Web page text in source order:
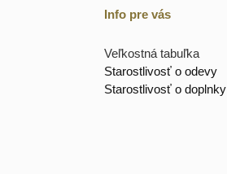
Info pre vás
Veľkostná tabuľka
Starostlivosť o odevy
Starostlivosť o doplnky